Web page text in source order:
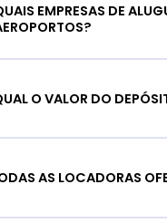
EMPRESAS DE
O VALOR DO
AS LOCADORAS